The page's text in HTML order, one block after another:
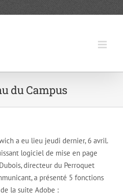
du Campus
a eu lieu jeudi dernier, 6 avril.
logiciel de mise en page
directeur du Perroquet
a présenté 5 fonctions
la suite Adobe :